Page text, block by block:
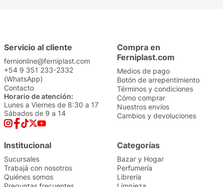
Servicio al cliente
fernionline@ferniplast.com
+54 9 351 233-2332
(WhatsApp)
Contacto
Horario de atención:
Lunes a Viernes de 8:30 a 17
Sábados de 9 a 14
Compra en
Ferniplast.com
Medios de pago
Botón de arrepentimiento
Términos y condiciones
Cómo comprar
Nuestros envíos
Cambios y devoluciones
Institucional
Sucursales
Trabajá con nosotros
Quiénes somos
Categorías
Bazar y Hogar
Perfumería
Librería